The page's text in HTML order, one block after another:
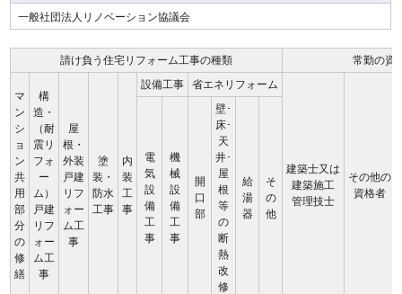
一般社団法人リノベーション協議会
請け負う住宅リフォーム工事の種類 常勤の資
マ
ン
シ
ョ
ン
共
用
部
分
の
修
繕
構
造・
（耐
震リ
フォ
ー
ム）
戸建
リフ
ォー
ム工
事
屋
根・
外装
戸建
リフ
ォー
ム工
事
塗
装・
防水
工事
内
装
工
事
設備工事 省エネリフォーム
建築士又は
建築施工
管理技士
その他の
資格者
電
気
設
備
工
事
機
械
設
備
工
事
開
口
部
壁･
床･
天
井･
屋
根
等
の
断
熱
改
修
給
湯
器
そ
の
他